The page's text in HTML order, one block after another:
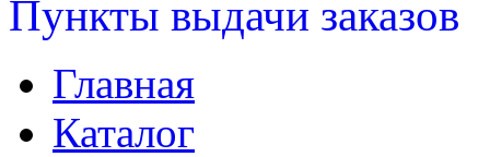
Пункты выдачи заказов
Главная
Каталог